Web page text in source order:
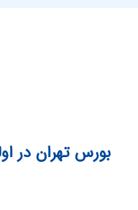
بورس تهران در